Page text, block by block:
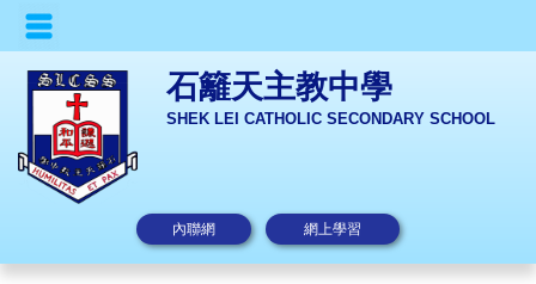
石籬天主教中學
SHEK LEI CATHOLIC SECONDARY SCHOOL
內聯網 網上學習